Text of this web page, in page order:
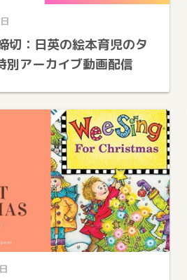
：日英の絵本育児のタ
別アーカイブ動画配信